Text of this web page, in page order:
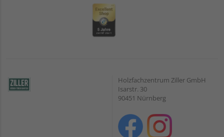
Holzfachzentrum Ziller GmbH
Isarstr. 30
90451 Nürnberg